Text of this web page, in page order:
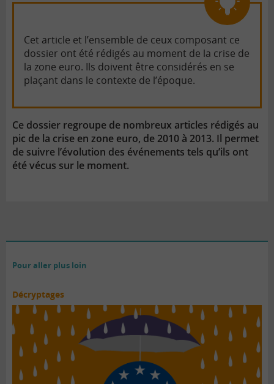
Cet article et l’ensemble de ceux composant ce
dossier ont été rédigés au moment de la crise de
la zone euro. Ils doivent être considérés en se
plaçant dans le contexte de l’époque.
Ce dossier regroupe de nombreux articles rédigés au
pic de la crise en zone euro, de 2010 à 2013. Il permet
de suivre l’évolution des événements tels qu’ils ont
été vécus sur le moment.
Pour aller plus loin
Décryptages